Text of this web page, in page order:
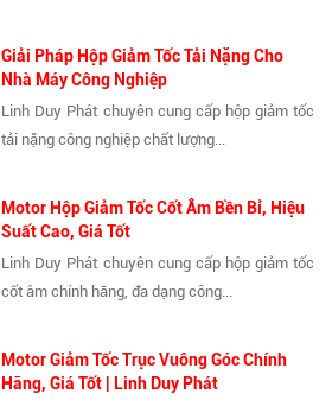
Giải Pháp Hộp Giảm Tốc Tải Nặng Cho
Nhà Máy Công Nghiệp
Linh Duy Phát chuyên cung cấp hộp giảm tốc
tải nặng công nghiệp chất lượng...
Motor Hộp Giảm Tốc Cốt Âm Bền Bỉ, Hiệu
Suất Cao, Giá Tốt
Linh Duy Phát chuyên cung cấp hộp giảm tốc
cốt âm chính hãng, đa dạng công...
Motor Giảm Tốc Trục Vuông Góc Chính
Hãng, Giá Tốt | Linh Duy Phát